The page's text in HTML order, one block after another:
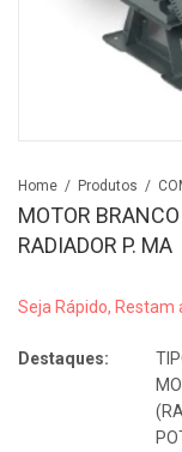
Home Produtos
MOTOR
RADIADOR P. MA
Seja Rápido, Restam
Destaques: